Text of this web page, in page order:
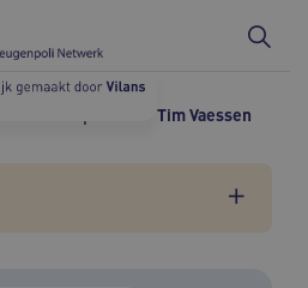
Tim Vaessen